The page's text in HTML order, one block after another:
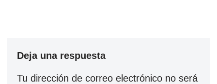
Deja una respuesta
Tu dirección de correo electrónico no será